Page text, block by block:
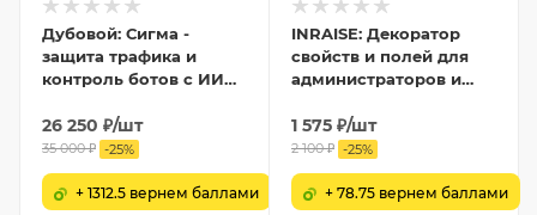
Дубовой: Сигма -
защита трафика и
контроль ботов с ИИ
26 250 ₽/шт
35 000₽ -25%
+ 1312.5 вернем баллами
INRAISE: Декоратор
свойств и полей для
администраторов и
1 575 ₽/шт
2 100₽ -25%
+ 78.75 вернем баллами